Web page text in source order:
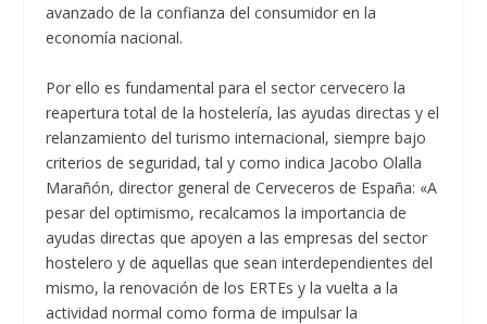
avanzado de la confianza del consumidor en la
economía nacional.
Por ello es fundamental para el sector cervecero la
reapertura total de la hostelería, las ayudas directas y el
relanzamiento del turismo internacional, siempre bajo
criterios de seguridad, tal y como indica Jacobo Olalla
Marañón, director general de Cerveceros de España: «A
pesar del optimismo, recalcamos la importancia de
ayudas directas que apoyen a las empresas del sector
hostelero y de aquellas que sean interdependientes del
mismo, la renovación de los ERTEs y la vuelta a la
actividad normal como forma de impulsar la